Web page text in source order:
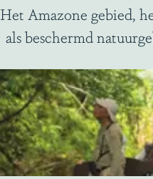
Het Amazone gebied,
als beschermd